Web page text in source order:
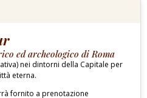
ed archeologico di Roma
nei dintorni della Capitale per
eterna.
fornito a prenotazione